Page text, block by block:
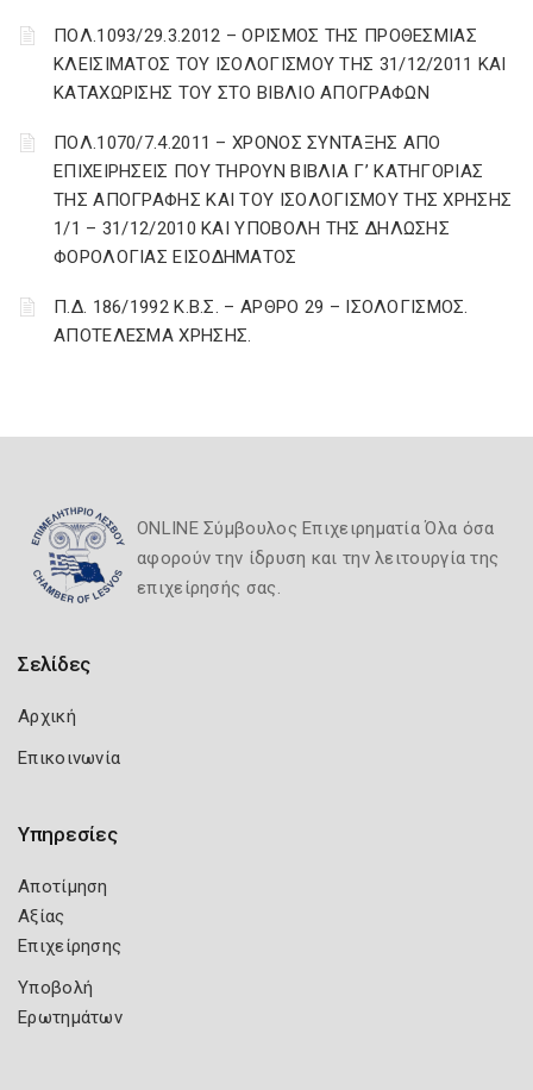
ΠΟΛ.1093/29.3.2012 – ΟΡΙΣΜΟΣ ΤΗΣ ΠΡΟΘΕΣΜΙΑΣ
ΚΛΕΙΣΙΜΑΤΟΣ ΤΟΥ ΙΣΟΛΟΓΙΣΜΟΥ ΤΗΣ 31/12/2011 ΚΑΙ
ΚΑΤΑΧΩΡΙΣΗΣ ΤΟΥ ΣΤΟ ΒΙΒΛΙΟ ΑΠΟΓΡΑΦΩΝ
ΠΟΛ.1070/7.4.2011 – ΧΡΟΝΟΣ ΣΥΝΤΑΞΗΣ ΑΠΟ
ΕΠΙΧΕΙΡΗΣΕΙΣ ΠΟΥ ΤΗΡΟΥΝ ΒΙΒΛΙΑ Γ’ ΚΑΤΗΓΟΡΙΑΣ
ΤΗΣ ΑΠΟΓΡΑΦΗΣ ΚΑΙ ΤΟΥ ΙΣΟΛΟΓΙΣΜΟΥ ΤΗΣ ΧΡΗΣΗΣ
1/1 – 31/12/2010 ΚΑΙ ΥΠΟΒΟΛΗ ΤΗΣ ΔΗΛΩΣΗΣ
ΦΟΡΟΛΟΓΙΑΣ ΕΙΣΟΔΗΜΑΤΟΣ
Π.Δ. 186/1992 Κ.Β.Σ. – ΑΡΘΡΟ 29 – ΙΣΟΛΟΓΙΣΜΟΣ.
ΑΠΟΤΕΛΕΣΜΑ ΧΡΗΣΗΣ.
ONLINE Σύμβουλος Επιχειρηματία Όλα όσα
αφορούν την ίδρυση και την λειτουργία της
επιχείρησής σας.
Σελίδες
Αρχική
Επικοινωνία
Υπηρεσίες
Αποτίμηση
Αξίας
Επιχείρησης
Υποβολή
Ερωτημάτων